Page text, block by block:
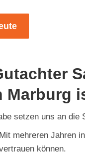
Marburg
setzen uns an die
Mit mehreren Jahren
können.